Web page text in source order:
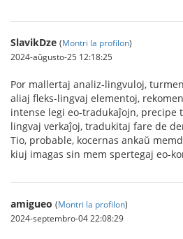
SlavikDze (Montri la profilon)
2024-aŭgusto-25 12:18:25
Por mallertaj analiz-lingvuloj,
aliaj fleks-lingvaj elementoj,
intense legi eo-tradukaĵojn, precipe
lingvaj verkaĵoj, tradukitaj fare de
Tio, probable, kocernas ankaŭ
kiuj imagas sin mem spertegaj eo-
amigueo (Montri la profilon)
2024-septembro-04 22:08:29